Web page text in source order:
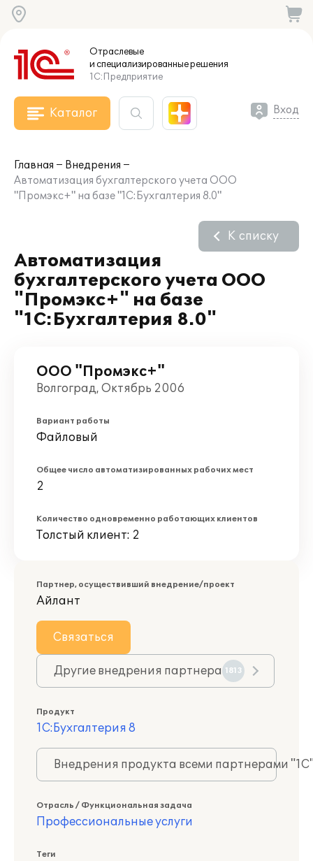
Отраслевые
и специализированныерешения
1С:Предприятие
Каталог Вход
Главная
Внедрения
Автоматизация бухгалтерского учета ООО
"Промэкс+" на базе "1С:Бухгалтерия 8.0"
Автоматизация
бухгалтерского учета ООО
"Промэкс+" на базе
"1С:Бухгалтерия 8.0"
К списку
ООО "Промэкс+"
Волгоград, Октябрь 2006
Вариант работы
Файловый
Общее число автоматизированных рабочих мест
2
Количество одновременно работающих клиентов
Толстый клиент: 2
Партнер, осуществивший внедрение/проект
Айлант
Связаться
Другие внедрения партнера 1813
Продукт
1С:Бухгалтерия 8
Внедрения продукта всеми партнерами
Отрасль / Функциональная задача
Профессиональные услуги
Теги